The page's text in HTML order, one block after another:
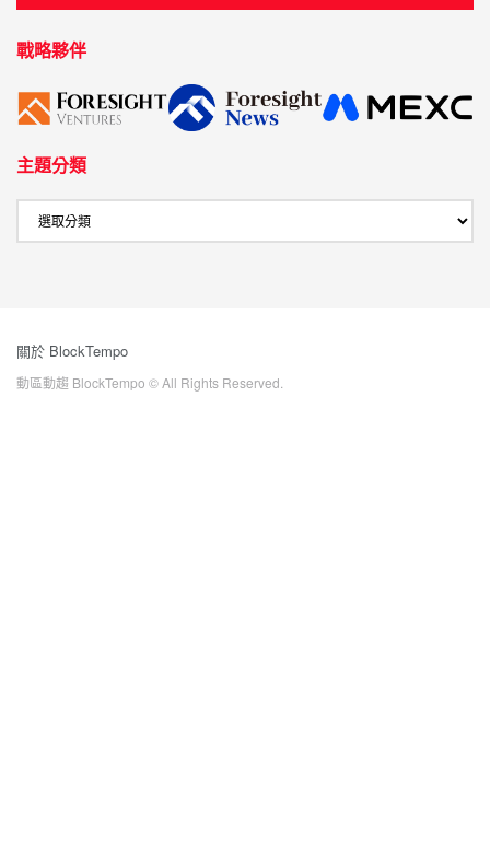
戰略夥伴
主題分類
關於 BlockTempo
動區動趨 BlockTempo © All Rights Reserved.